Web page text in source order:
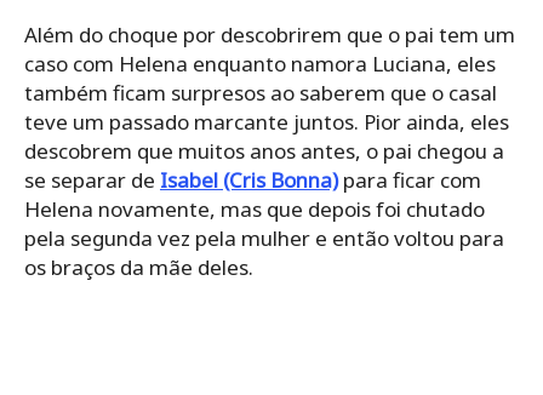
Além do choque por descobrirem que o pai tem um
caso com Helena enquanto namora Luciana, eles
também ficam surpresos ao saberem que o casal
teve um passado marcante juntos. Pior ainda, eles
descobrem que muitos anos antes, o pai chegou a
se separar de Isabel (Cris Bonna)para ficar com
Helena novamente, mas que depois foi chutado
pela segunda vez pela mulher e então voltou para
os braços da mãe deles.